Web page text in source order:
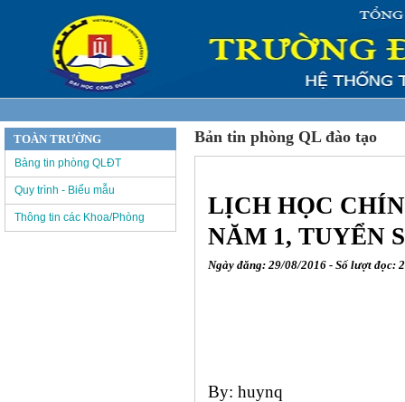
Bản tin phòng QL đào tạo
LỊCH HỌC
NĂM 1, TUYỂN
Ngày đăng: 29/08/2016 - Số lượt đọc:
By: huynq
TOÀN TRƯỜNG
Bảng tin phòng QLĐT
Quy trình - Biểu mẫu
Thông tin các Khoa/Phòng